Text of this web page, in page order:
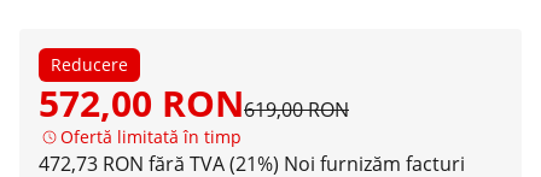
Reducere
572,00 RON619,00 RON
Ofertă limitată în timp
472,73 RON fără TVA (21%) Noi furnizăm facturi